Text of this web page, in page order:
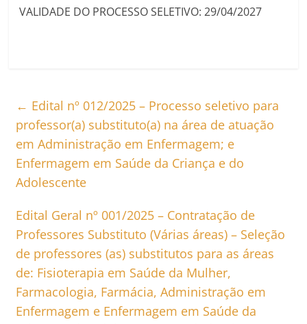
VALIDADE DO PROCESSO SELETIVO: 29/04/2027
← Edital nº 012/2025 – Processo seletivo para
professor(a) substituto(a) na área de atuação
em Administração em Enfermagem; e
Enfermagem em Saúde da Criança e do
Adolescente
Edital Geral nº 001/2025 – Contratação de
Professores Substituto (Várias áreas) – Seleção
de professores (as) substitutos para as áreas
de: Fisioterapia em Saúde da Mulher,
Farmacologia, Farmácia, Administração em
Enfermagem e Enfermagem em Saúde da